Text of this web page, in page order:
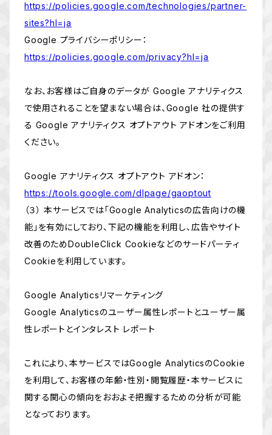
https://policies.google.com/technologies/partner-
sites?hl=ja
Google プライバシーポリシー：
https://policies.google.com/privacy?hl=ja
なお、お客様はご自身のデータが Google アナリティクス
で使用されることを望まない場合は、Google 社の提供す
る Google アナリティクス オプトアウト アドオンをご利用
ください。
Google アナリティクス オプトアウト アドオン：
https://tools.google.com/dlpage/gaoptout
（３） 本サービスでは「Google Analyticsの広告向けの機
能」を有効にしており、下記の機能を利用し、広告やサイト
改善のためDoubleClick Cookieなどのサードパーティ
Cookieを利用しています。
Google Analyticsリマーケティング
Google Analyticsのユーザー属性レポートとユーザー属
性レポートとインタレスト レポート
これにより、本サービスではGoogle AnalyticsのCookie
を利用して、お客様の年齢・性別・閲覧履歴・本サービスに
関する関心の傾向をおおよそ把握するための分析が可能
となっております。